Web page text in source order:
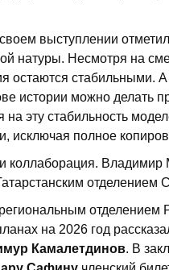
выступлении
натуры. Несмотря на
остаются стабильными.
истории можно делать
на эту стабильность
исключая полное
и коллаборация.
отделением
отделением
на 2026 год
Камалетдинов. В